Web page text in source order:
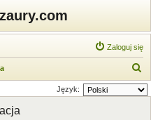
Zaloguj się
z
Język: